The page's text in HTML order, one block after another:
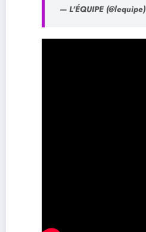
— L'ÉQUIPE (@lequipe)